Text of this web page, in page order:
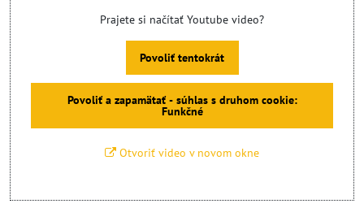
Prajete si načítať Youtube video?
Povoliť tentokrát
Povoliť a zapamätať - súhlas s druhom cookie:
Funkčné
Otvoriť video v novom okne